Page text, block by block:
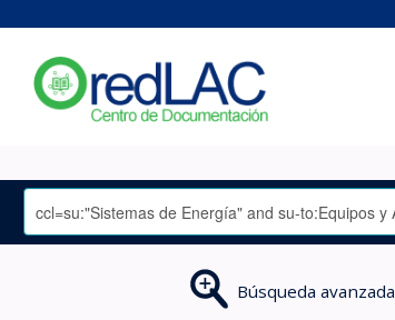
Búsqueda avanzada